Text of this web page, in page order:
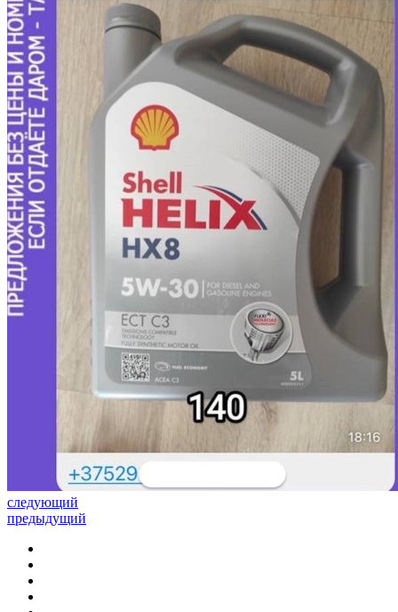
следующий
предыдущий